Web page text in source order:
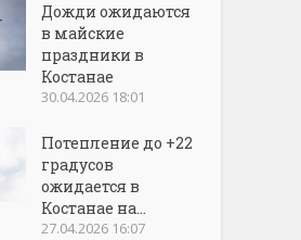
Дожди ожидаются
в майские
праздники в
Костанае
30.04.2026 18:01
Потепление до +22
градусов
ожидается в
Костанае на...
27.04.2026 16:07